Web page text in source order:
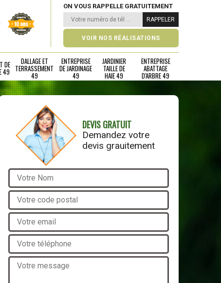
ON VOUS RAPPELLE GRATUITEMENT
VOIR NOS RÉALISATIONS
DE
49
DALLAGE ET
TERRASSEMENT
49
ENTREPRISE
DE JARDINAGE
49
JARDINIER
TAILLE DE
HAIE 49
ENTREPRISE
ABATTAGE
D'ARBRE 49
DEVIS GRATUIT
Demandez votre
devis grauitement